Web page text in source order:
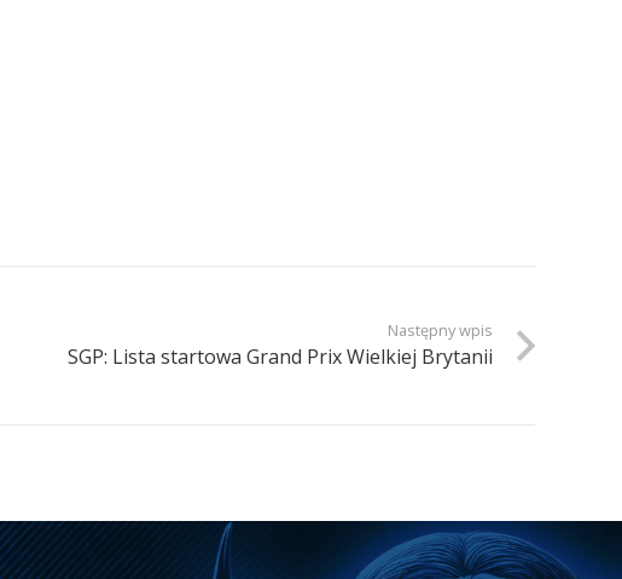
Następny wpis
SGP: Lista startowa Grand Prix Wielkiej Brytanii